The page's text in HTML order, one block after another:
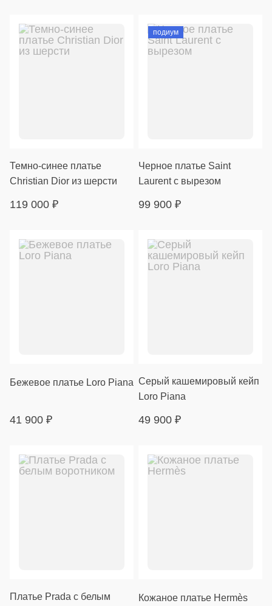
Темно-синее платье
Christian Dior из шерсти
119 000 ₽
подиум
Черное платье Saint
Laurent с вырезом
99 900 ₽
Бежевое платье Loro Piana
41 900 ₽
Серый кашемировый кейп
Loro Piana
49 900 ₽
Платье Prada с белым
Кожаное платье Hermès